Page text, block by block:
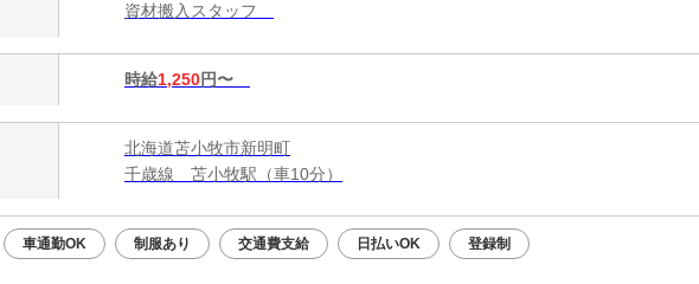
資材搬入スタッフ
時給1,250円〜
北海道苫小牧市新明町
千歳線 苫小牧駅（車10分）
車通勤OK 制服あり 交通費支給 日払いOK 登録制